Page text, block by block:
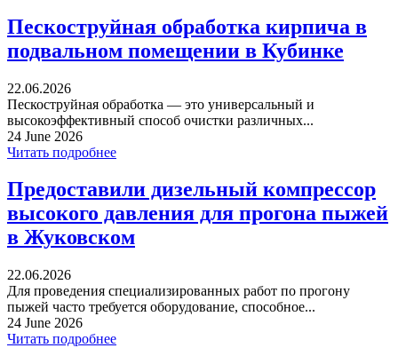
Пескоструйная обработка кирпича в
подвальном помещении в Кубинке
22.06.2026
Пескоструйная обработка — это универсальный и
высокоэффективный способ очистки различных...
24 June 2026
Читать подробнее
Предоставили дизельный компрессор
высокого давления для прогона пыжей
в Жуковском
22.06.2026
Для проведения специализированных работ по прогону
пыжей часто требуется оборудование, способное...
24 June 2026
Читать подробнее